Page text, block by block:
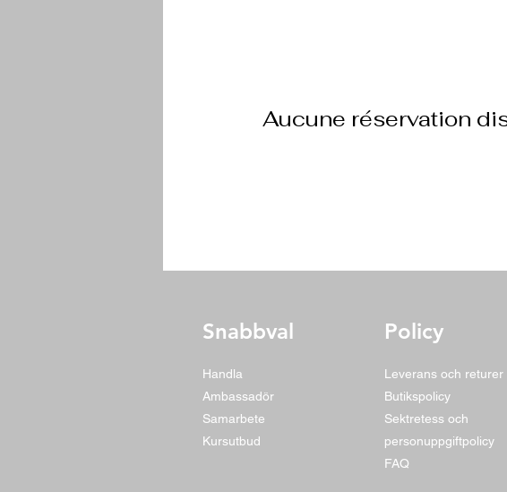
Aucune réservation
Snabbval
Handla
Ambassadör
Samarbete
Kursutbud
Policy
Leverans och returer
Butikspolicy
Sektretess och
personuppgiftpolicy
FAQ